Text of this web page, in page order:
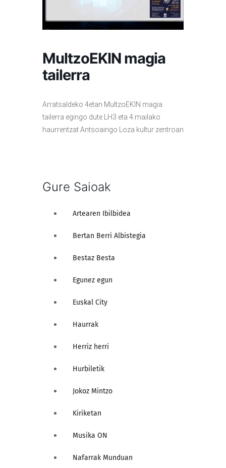
MultzoEKIN magia
tailerra
Arratsaldeko 4etan MultzoEKIN magia
tailerra egingo dute LH3 eta 4.mailako
haurrentzat Antsoaingo Loza kultur zentroan
Gure Saioak
Artearen Ibilbidea
Bertan Berri Albistegia
Bestaz Besta
Egunez egun
Euskal City
Haurrak
Herriz herri
Hurbiletik
Jokoz Mintzo
Kiriketan
Musika ON
Nafarrak Munduan